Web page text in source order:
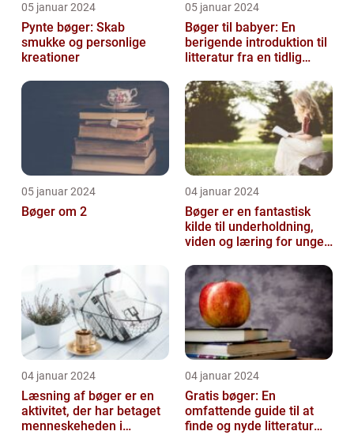
05 januar 2024
Pynte bøger: Skab
smukke og personlige
kreationer
05 januar 2024
Bøger til babyer: En
berigende introduktion til
litteratur fra en tidlig
05 januar 2024
Bøger om 2
04 januar 2024
Bøger er en fantastisk
kilde til underholdning,
viden og læring for unge
14 å...
04 januar 2024
Læsning af bøger er en
aktivitet, der har betaget
menneskeheden i
04 januar 2024
Gratis bøger: En
omfattende guide til at
finde og nyde litteratur